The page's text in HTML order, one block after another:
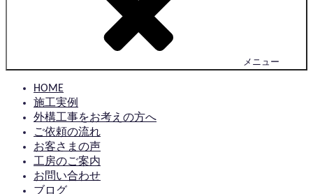
メニュー
HOME
施工実例
外構工事をお考えの方へ
ご依頼の流れ
お客さまの声
工房のご案内
お問い合わせ
ブログ